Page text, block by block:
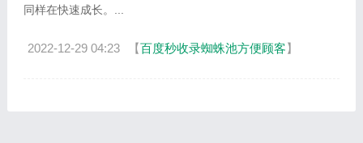
同样在快速成长。...
2022-12-29 04:23 【百度秒收录蜘蛛池方便顾客】